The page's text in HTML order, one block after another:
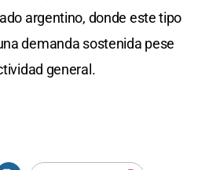
argentino, donde este tipo
demanda sostenida pese
general.